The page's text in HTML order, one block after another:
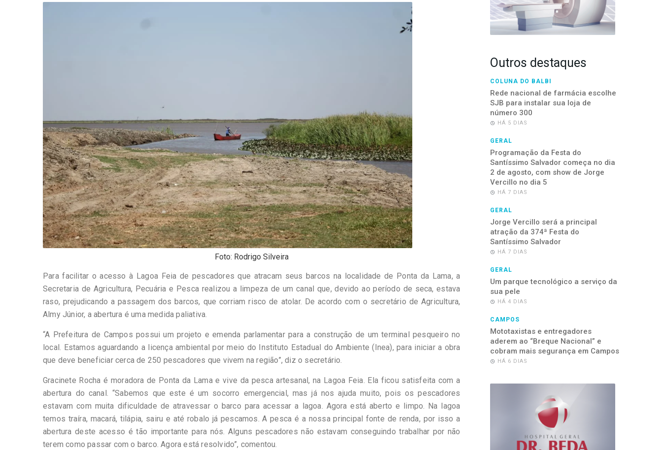
Foto: Rodrigo Silveira
Para facilitar o acesso à Lagoa Feia de pescadores que atracam seus barcos na localidade de Ponta da Lama, a
Secretaria de Agricultura, Pecuária e Pesca realizou a limpeza de um canal que, devido ao período de seca, estava
raso, prejudicando a passagem dos barcos, que corriam risco de atolar. De acordo com o secretário de Agricultura,
Almy Júnior, a abertura é uma medida paliativa.
“A Prefeitura de Campos possui um projeto e emenda parlamentar para a construção de um terminal pesqueiro no
local. Estamos aguardando a licença ambiental por meio do Instituto Estadual do Ambiente (Inea), para iniciar a obra
que deve beneficiar cerca de 250 pescadores que vivem na região”, diz o secretário.
Gracinete Rocha é moradora de Ponta da Lama e vive da pesca artesanal, na Lagoa Feia. Ela ficou satisfeita com a
abertura do canal. “Sabemos que este é um socorro emergencial, mas já nos ajuda muito, pois os pescadores
estavam com muita dificuldade de atravessar o barco para acessar a lagoa. Agora está aberto e limpo. Na lagoa
temos traíra, macará, tilápia, sairu e até robalo já pescamos. A pesca é a nossa principal fonte de renda, por isso a
abertura deste acesso é tão importante para nós. Alguns pescadores não estavam conseguindo trabalhar por não
terem como passar com o barco. Agora está resolvido”, comentou.
Outros destaques
COLUNA DO BALBI
Rede nacional de farmácia escolhe
SJB para instalar sua loja de
número 300
HÁ 5 DIAS
GERAL
Programação da Festa do
Santíssimo Salvador começa no dia
2 de agosto, com show de Jorge
Vercillo no dia 5
HÁ 7 DIAS
GERAL
Jorge Vercillo será a principal
atração da 374ª Festa do
Santíssimo Salvador
HÁ 7 DIAS
GERAL
Um parque tecnológico a serviço da
sua pele
HÁ 4 DIAS
CAMPOS
Mototaxistas e entregadores
aderem ao “Breque Nacional” e
cobram mais segurança em Campos
HÁ 6 DIAS